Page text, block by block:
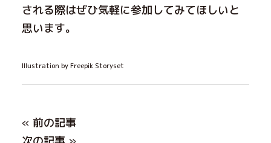
される際はぜひ気軽に参加してみてほしいと
思います。
Illustration by Freepik Storyset
« 前の記事